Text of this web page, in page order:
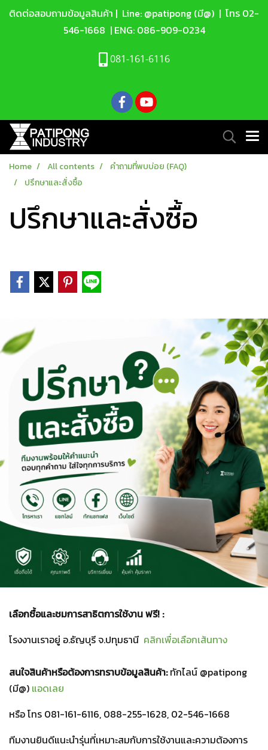
ติดต่อสอบถามข้อมูลสินค้า | Line: @patipong (มี@) | โทร 02-
546-1668 | ENG: 086-909-0234
081-161-6116
Home All contents
คำถามที่พบบ่อย (FAQ)
ปรึกษาและสั่งซื้อ
ปรึกษาและสั่งซื้อ
เลือกซื้อและชมการสาธิตการใช้งาน ฟรี! :
โรงงานเราอยู่ อ.ธัญบุรี จ.ปทุมธานี คลิกเพื่อเลือกเส้นทาง
สนใจสินค้าหรือต้องการทราบข้อมูลสินค้า:ทักไลน์ @patipong
(มี@) แอดเลย
หรือ โทร 081-161-6116, 088-255-1628, 02-546-1668
ทีมงานยินดีแนะนำรุ่นที่เหมาะสมกับการใช้งานและความต้องการ